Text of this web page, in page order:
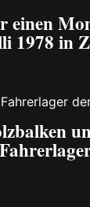
einen
1978 in